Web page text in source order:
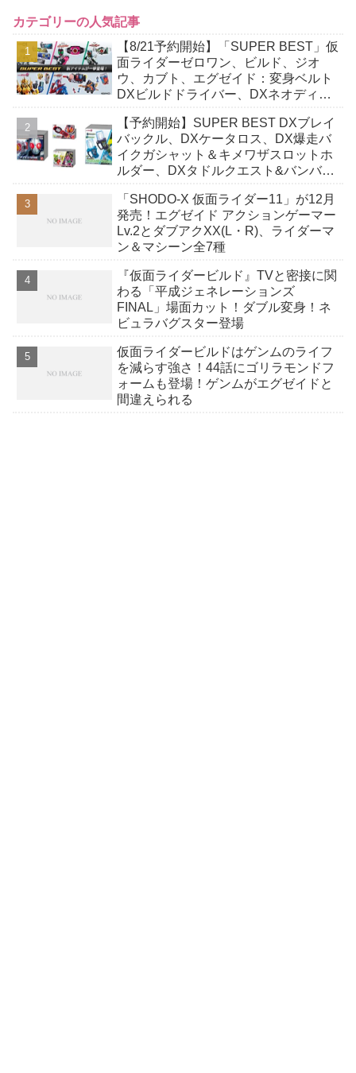
カテゴリーの人気記事
【8/21予約開始】「SUPER BEST」仮
面ライダーゼロワン、ビルド、ジオ
ウ、カブト、エグゼイド：変身ベルト
DXビルドドライバー、DXネオディケ
か12点！
【予約開始】SUPER BEST DXブレイ
バックル、DXケータロス、DX爆走バ
イクガシャット＆キメワザスロットホ
ルダー、DXタドルクエスト&バンバン
売！
「SHODO-X 仮面ライダー11」が12月
発売！エグゼイド アクションゲーマー
Lv.2とダブアクXX(L・R)、ライダーマ
ン＆マシーン全7種
『仮面ライダービルド』TVと密接に関
わる「平成ジェネレーションズ
FINAL」場面カット！ダブル変身！ネ
ビュラバグスター登場
仮面ライダービルドはゲンムのライフ
を減らす強さ！44話にゴリラモンドフ
ォームも登場！ゲンムがエグゼイドと
間違えられる